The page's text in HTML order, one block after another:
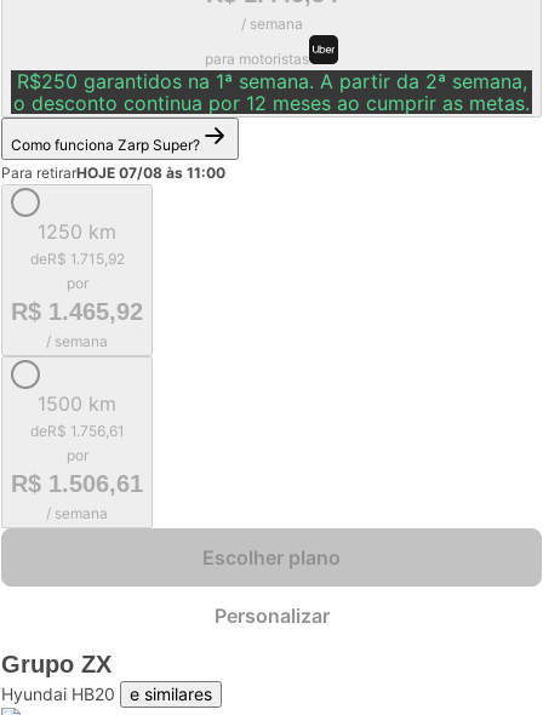
/ semana
para motoristas
R$250 garantidos na 1ª semana. A partir da 2ª semana,
o desconto continua por 12 meses ao cumprir as metas.
Como funciona Zarp Super?
Para retirarHOJE 07/08 às 11:00
1250 km
deR$ 1.715,92
por
R$ 1.465,92
/ semana
1500 km
deR$ 1.756,61
por
R$ 1.506,61
/ semana
Escolher plano
Personalizar
Grupo ZX
Hyundai HB20 e similares